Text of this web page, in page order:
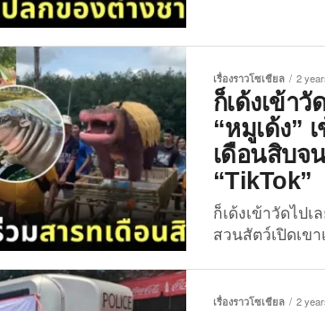
หมู่คนไทยและต่
ทำกันเป็นปกติใ
ประเทศแล้วกลั
น่ารัก และมีเส
อะไรบ้างที่ชา
ข้อ) 1. พิมพ์
เรื่องราวโซเชียล 2
ก็เด้งเข้า
“หมูเด้ง”
เดือนสิบจ
“TikTok”
ก็เด้งเข้าวัดไป
สวนสัตว์เปิดเข
ควบคุมแล้วจริง
เรื่องราวโซเชียล 2